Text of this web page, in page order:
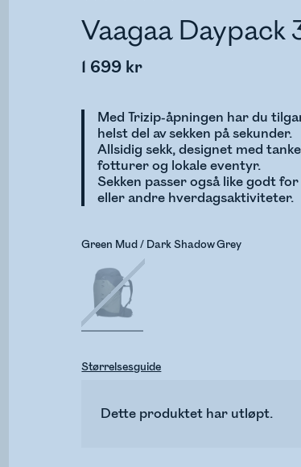
Vaagaa Daypack
1 699 kr
Med Trizip-åpningen har du
helst del av sekken på sekunder.
Allsidig sekk, designet med
fotturer og lokale eventyr.
Sekken passer også like godt
eller andre hverdagsaktiviteter.
Green Mud / Dark Shadow Grey
Størrelsesguide
Dette produktet har utløpt.